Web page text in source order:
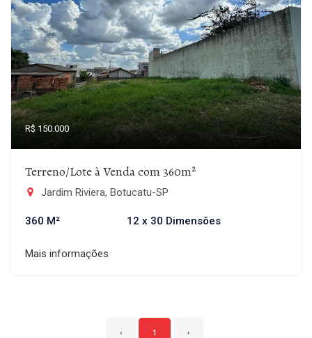
R$ 150.000
Terreno/Lote à Venda com 360m²
Jardim Riviera, Botucatu-SP
360 M² 12 x 30 Dimensões
Mais informações
‹ 1 ›